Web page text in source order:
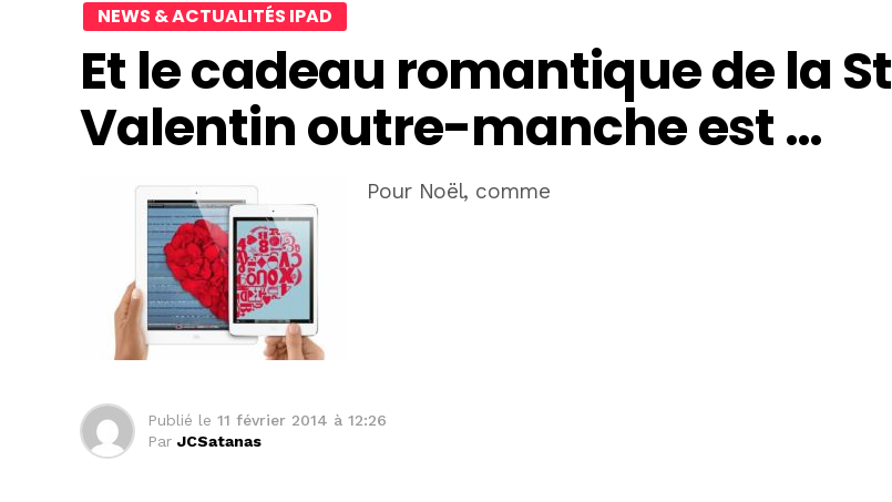
NEWS & ACTUALITÉS IPAD
Et le cadeau romantique de la St
Valentin outre-manche est …
Pour Noël, comme
Publié le 11 février 2014 à 12:26
Par JCSatanas